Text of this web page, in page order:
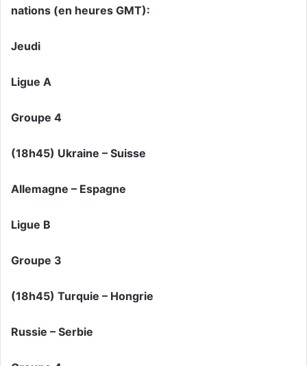
nations (en heures GMT):
Jeudi
Ligue A
Groupe 4
(18h45) Ukraine – Suisse
Allemagne – Espagne
Ligue B
Groupe 3
(18h45) Turquie – Hongrie
Russie – Serbie